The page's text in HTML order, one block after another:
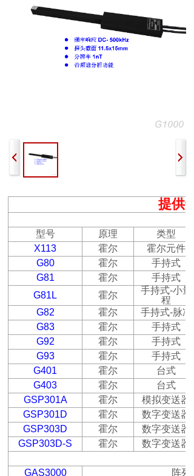
提供
型号 原理
类型
X113 霍尔
霍尔元件
G80
霍尔
手持式
G81
霍尔
手持式
G81L
霍尔 手持式-小量
程
G82
霍尔 手持式-脉冲
G83
霍尔
手持式
G92
霍尔
手持式
G93
霍尔
手持式
G401
霍尔
台式
G403
霍尔
台式
GSP301A
霍尔
模拟变送器
GSP301D
霍尔
数字变送器
GSP303D
霍尔
数字变送器
GSP303D-S
霍尔 数字变送器
GAS3000
阵列